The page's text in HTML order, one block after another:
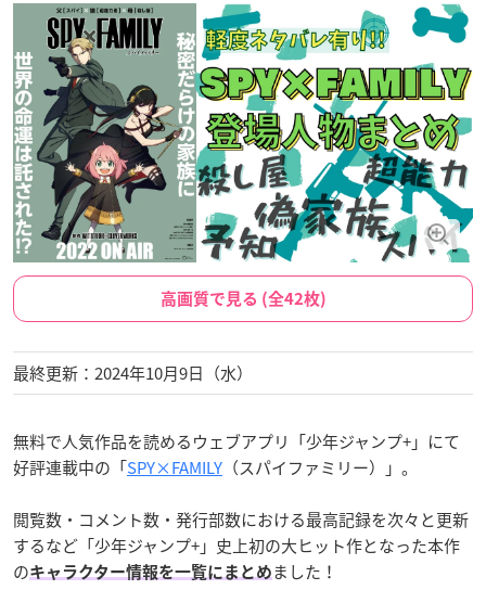
高画質で見る (全42枚)
最終更新：2024年10月9日（水）
無料で人気作品を読めるウェブアプリ「少年ジャンプ+」にて
好評連載中の「SPY×FAMILY （スパイファミリー）」。
閲覧数・コメント数・発行部数における最高記録を次々と更新
するなど「少年ジャンプ+」史上初の大ヒット作となった本作
のキャラクター情報を一覧にまとめ ました！